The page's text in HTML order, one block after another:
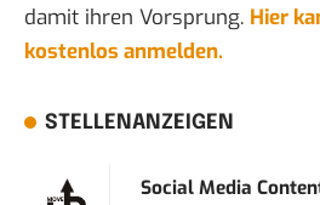
damit ihren Vorsprung. Hier
kostenlos anmelden.
STELLENANZEIGEN
Social Media